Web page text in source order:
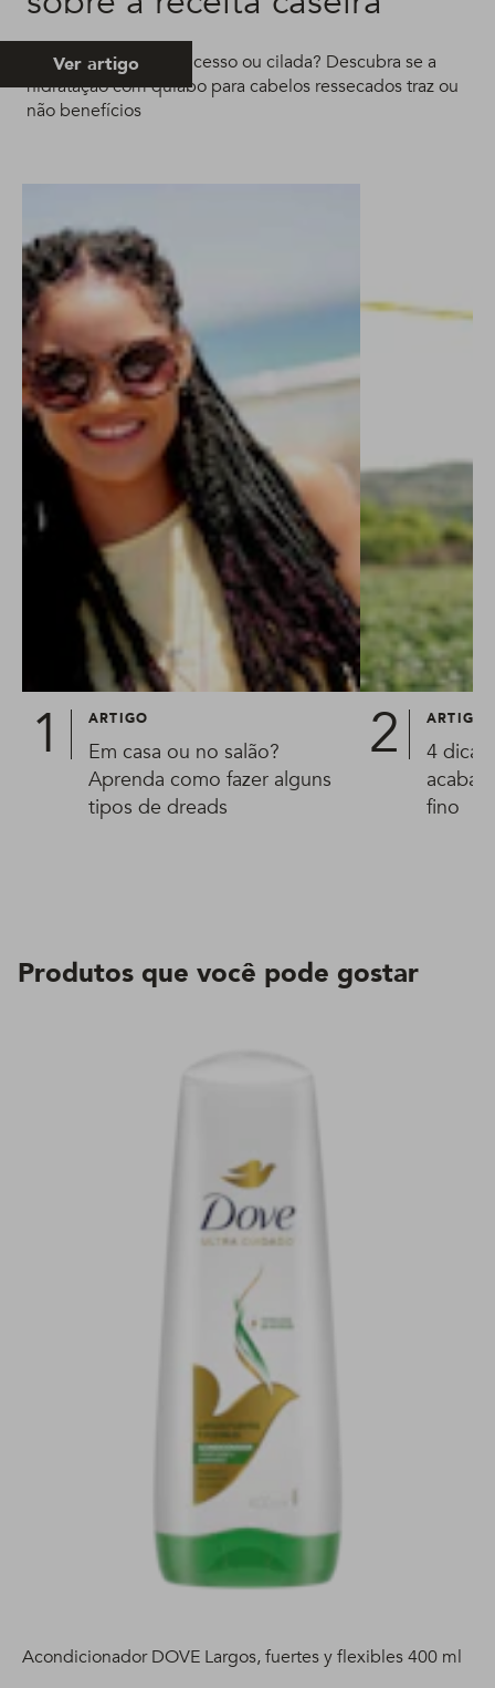
Quiabo no cabelo: sucesso ou cilada? Descubra se a
hidratação com quiabo para cabelos ressecados traz ou
não benefícios
Ver artigo
ARTIGO
Em casa ou no salão?
Aprenda como fazer alguns
tipos de dreads
ARTIGO
4
acabar
fino
Produtos que você pode gostar
Acondicionador DOVE Largos, fuertes y flexibles 400 ml